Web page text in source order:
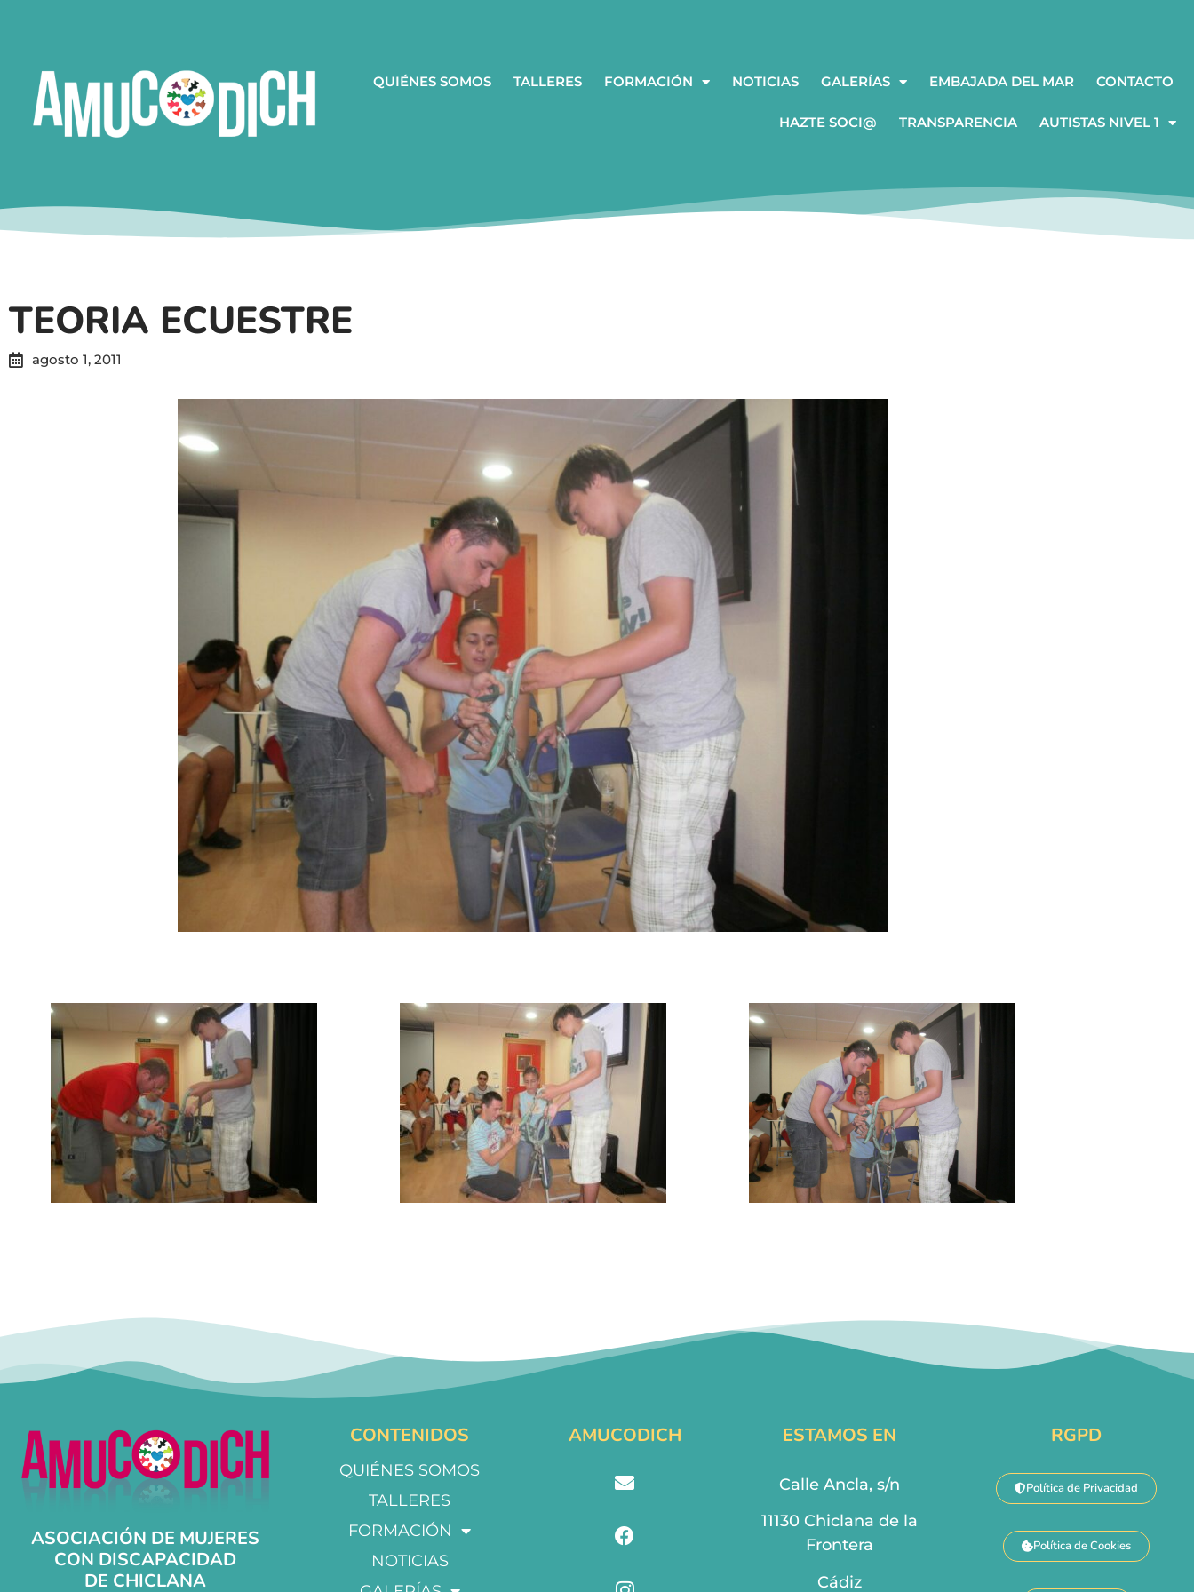
QUIÉNES SOMOS TALLERES FORMACIÓN NOTICIAS GALERÍAS EMBAJADA DEL MAR CONTACTO
HAZTE SOCI@ TRANSPARENCIA AUTISTAS NIVEL 1
TEORIA ECUESTRE
agosto 1, 2011
ASOCIACIÓN DE MUJERES
CON DISCAPACIDAD
DE CHICLANA
CONTENIDOS
QUIÉNES SOMOS
TALLERES
FORMACIÓN
NOTICIAS
AMUCODICH ESTAMOS EN
Calle Ancla, s/n
11130 Chiclana de la
Frontera
Cádiz
RGPD
Política de Privacidad
Política de Cookies